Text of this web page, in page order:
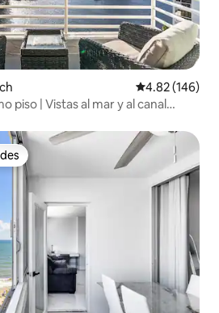
Calificación
4.82 (146)
piso | Vistas al mar y al canal